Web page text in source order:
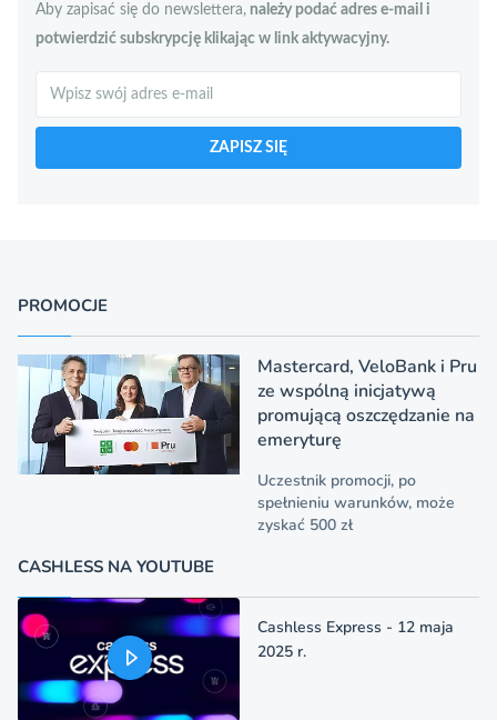
Aby zapisać się do newslettera, należy podać adres e-mail i
potwierdzić subskrypcję klikając w link aktywacyjny.
ZAPISZ SIĘ
PROMOCJE
Mastercard, VeloBank i Pru
ze wspólną inicjatywą
promującą oszczędzanie na
emeryturę
Uczestnik promocji, po
spełnieniu warunków, może
zyskać 500 zł
CASHLESS NA YOUTUBE
Cashless Express - 12 maja
2025 r.